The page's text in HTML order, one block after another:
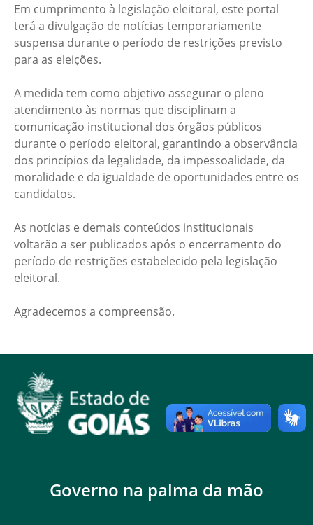
Em cumprimento à legislação eleitoral, este portal
terá a divulgação de notícias temporariamente
suspensa durante o período de restrições previsto
para as eleições.
A medida tem como objetivo assegurar o pleno
atendimento às normas que disciplinam a
comunicação institucional dos órgãos públicos
durante o período eleitoral, garantindo a observância
dos princípios da legalidade, da impessoalidade, da
moralidade e da igualdade de oportunidades entre os
candidatos.
As notícias e demais conteúdos institucionais
voltarão a ser publicados após o encerramento do
período de restrições estabelecido pela legislação
eleitoral.
Agradecemos a compreensão.
Governo na palma da mão